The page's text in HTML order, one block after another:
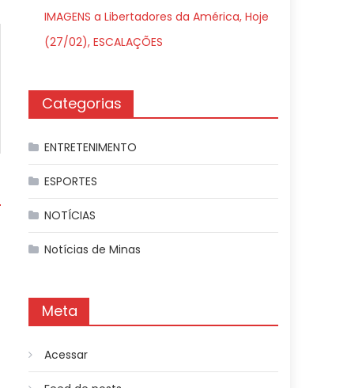
IMAGENS a Libertadores da América, Hoje
(27/02), ESCALAÇÕES
Categorias
ENTRETENIMENTO
ESPORTES
NOTÍCIAS
Notícias de Minas
Meta
Acessar